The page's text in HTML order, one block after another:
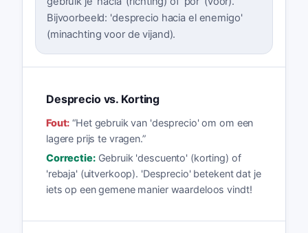
Bijvoorbeeld: 'desprecio hacia el enemigo'
(minachting voor de vijand).
Desprecio vs. Korting
Fout: “Het gebruik van 'desprecio' om om een
lagere prijs te vragen.”
Correctie: Gebruik 'descuento' (korting) of
'rebaja' (uitverkoop). 'Desprecio' betekent dat je
iets op een gemene manier waardeloos vindt!